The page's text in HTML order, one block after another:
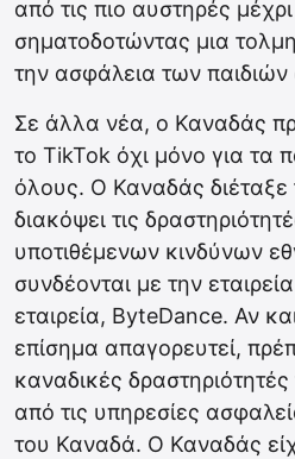
από τις πιο αυστηρές
σηματοδοτώντας μια
την ασφάλεια των
Σε άλλα νέα, ο Καναδάς
το TikTok όχι μόνο για τα
όλους. Ο Καναδάς διέταξε
διακόψει τις
υποτιθέμενων κινδύνων
συνδέονται με την
εταιρεία, ByteDance. Αν
επίσημα απαγορευτεί,
καναδικές
από τις υπηρεσίες
του Καναδά. Ο Καναδάς